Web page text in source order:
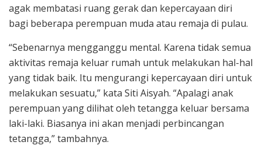
agak membatasi ruang gerak dan kepercayaan diri
bagi beberapa perempuan muda atau remaja di pulau.
“Sebenarnya mengganggu mental. Karena tidak semua
aktivitas remaja keluar rumah untuk melakukan hal-hal
yang tidak baik. Itu mengurangi kepercayaan diri untuk
melakukan sesuatu,” kata Siti Aisyah. “Apalagi anak
perempuan yang dilihat oleh tetangga keluar bersama
laki-laki. Biasanya ini akan menjadi perbincangan
tetangga,” tambahnya.